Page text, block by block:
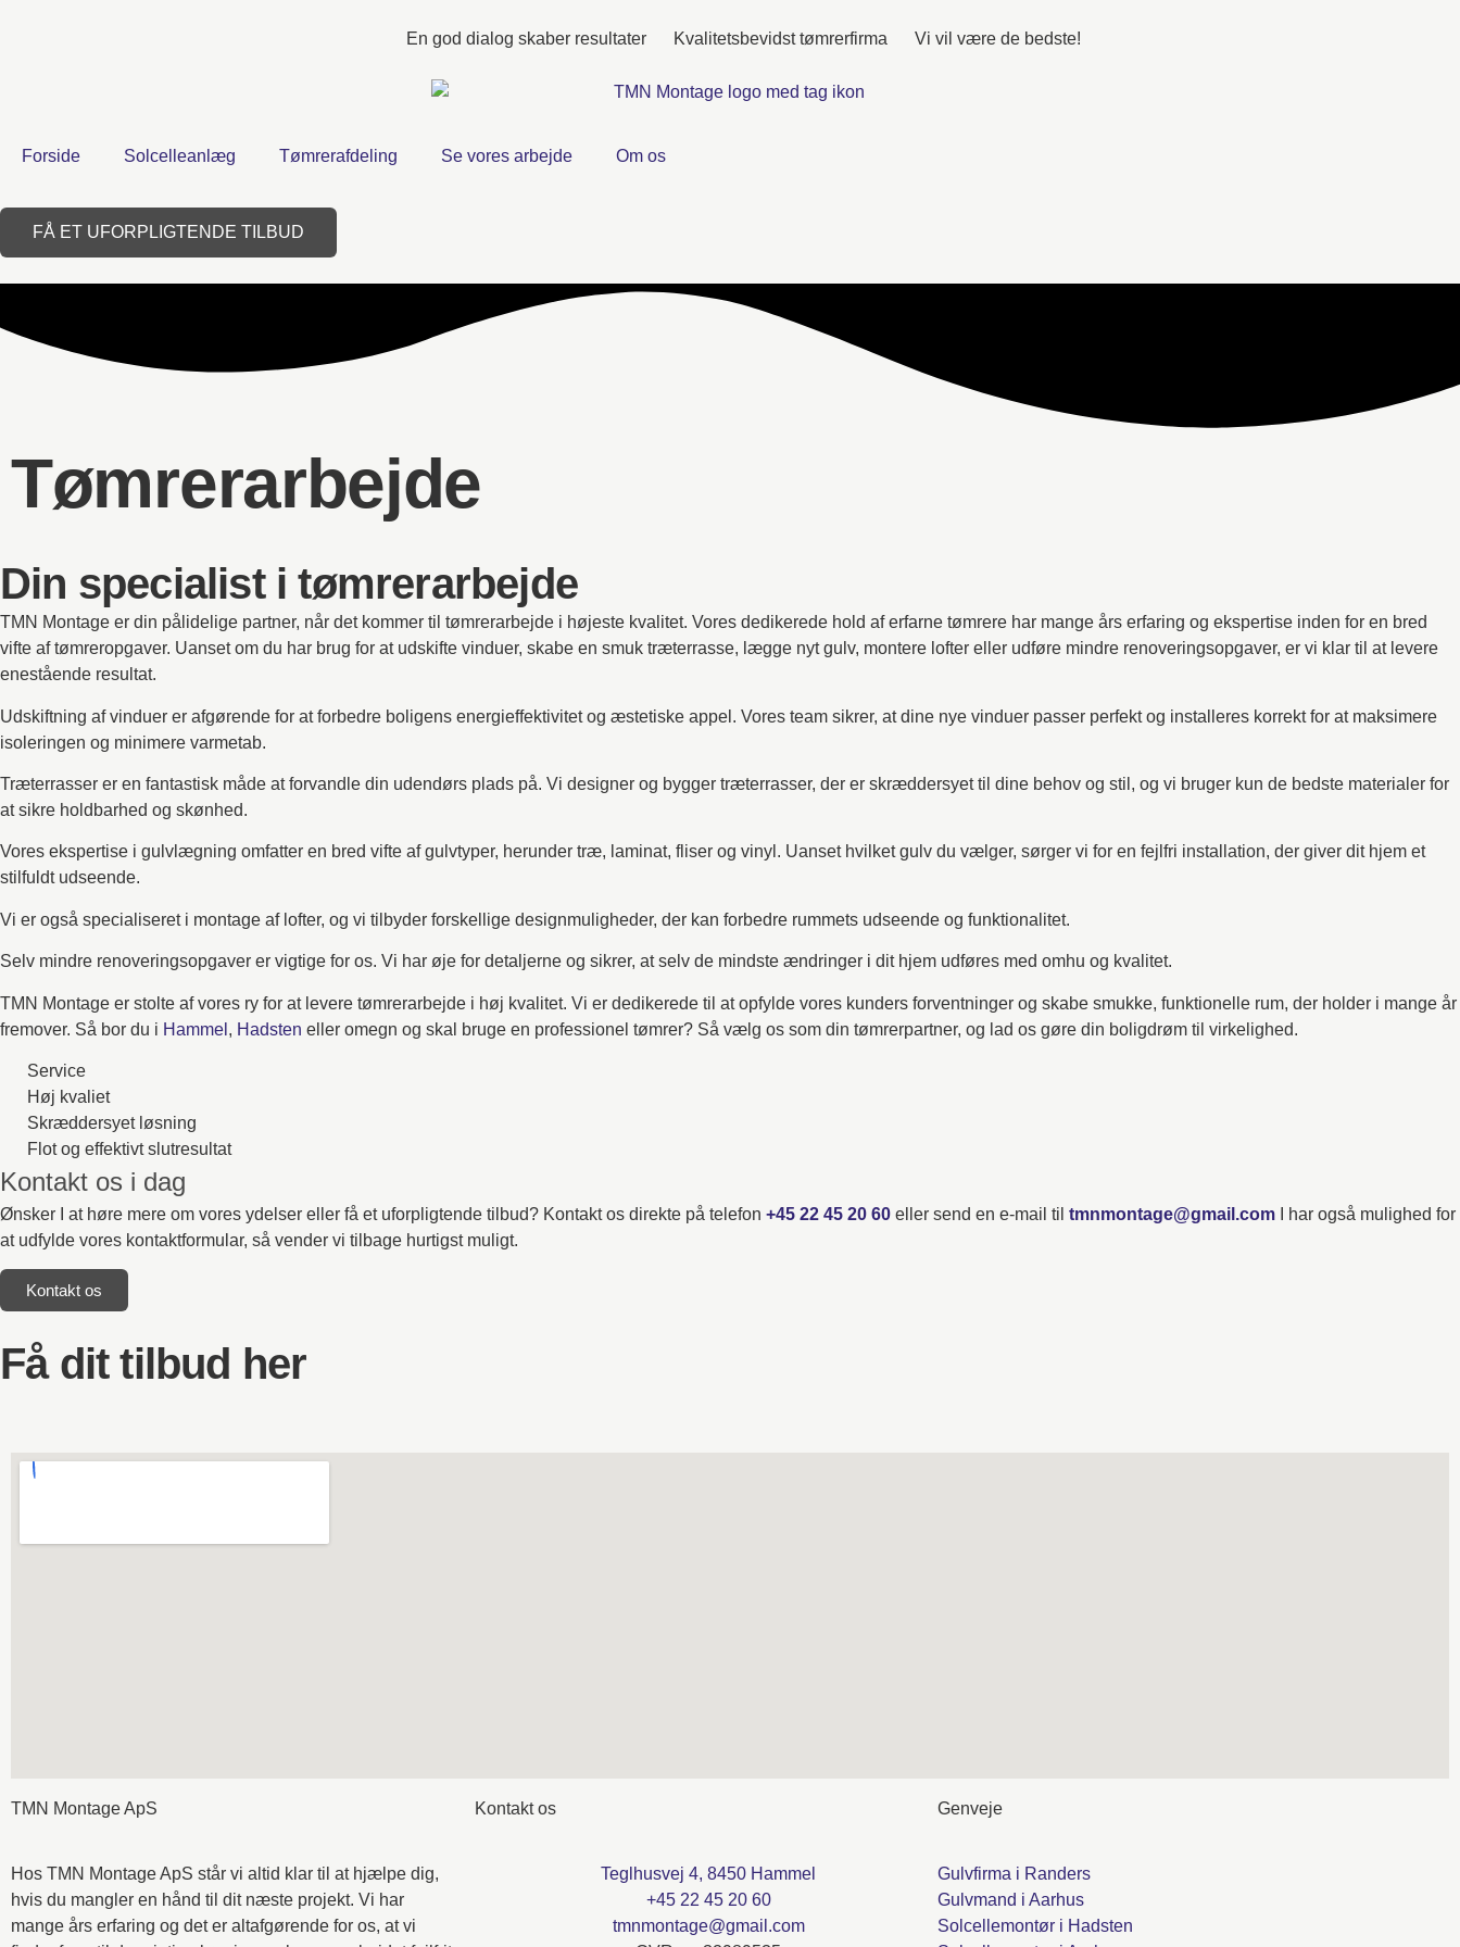
En god dialog skaber resultater Kvalitetsbevidst tømrerfirma Vi vil være de bedste!
Forside Solcelleanlæg Tømrerafdeling Se vores arbejde Om os
FÅ ET UFORPLIGTENDE TILBUD
Tømrerarbejde
Din specialist i tømrerarbejde
TMN Montage er din pålidelige partner, når det kommer til tømrerarbejde i højeste kvalitet. Vores dedikerede hold af erfarne tømrere har mange års erfaring og ekspertise inden for en bred
vifte af tømreropgaver. Uanset om du har brug for at udskifte vinduer, skabe en smuk træterrasse, lægge nyt gulv, montere lofter eller udføre mindre renoveringsopgaver, er vi klar til at levere
enestående resultat.
Udskiftning af vinduer er afgørende for at forbedre boligens energieffektivitet og æstetiske appel. Vores team sikrer, at dine nye vinduer passer perfekt og installeres korrekt for at maksimere
isoleringen og minimere varmetab.
Træterrasser er en fantastisk måde at forvandle din udendørs plads på. Vi designer og bygger træterrasser, der er skræddersyet til dine behov og stil, og vi bruger kun de bedste materialer for
at sikre holdbarhed og skønhed.
Vores ekspertise i gulvlægning omfatter en bred vifte af gulvtyper, herunder træ, laminat, fliser og vinyl. Uanset hvilket gulv du vælger, sørger vi for en fejlfri installation, der giver dit hjem et
stilfuldt udseende.
Vi er også specialiseret i montage af lofter, og vi tilbyder forskellige designmuligheder, der kan forbedre rummets udseende og funktionalitet.
Selv mindre renoveringsopgaver er vigtige for os. Vi har øje for detaljerne og sikrer, at selv de mindste ændringer i dit hjem udføres med omhu og kvalitet.
TMN Montage er stolte af vores ry for at levere tømrerarbejde i høj kvalitet. Vi er dedikerede til at opfylde vores kunders forventninger og skabe smukke, funktionelle rum, der holder i mange år
fremover. Så bor du i Hammel , Hadsten eller omegn og skal bruge en professionel tømrer? Så vælg os som din tømrerpartner, og lad os gøre din boligdrøm til virkelighed.
Service
Høj kvaliet
Skræddersyet løsning
Flot og effektivt slutresultat
Kontakt os i dag
Ønsker I at høre mere om vores ydelser eller få et uforpligtende tilbud? Kontakt os direkte på telefon +45 22 45 20 60 eller send en e-mail til tmnmontage@gmail.com I har også mulighed for
at udfylde vores kontaktformular, så vender vi tilbage hurtigst muligt.
Kontakt os
Få dit tilbud her
TMN Montage ApS
Hos TMN Montage ApS står vi altid klar til at hjælpe dig,
hvis du mangler en hånd til dit næste projekt. Vi har
mange års erfaring og det er altafgørende for os, at vi
Kontakt os
Teglhusvej 4, 8450 Hammel
+45 22 45 20 60
tmnmontage@gmail.com
Genveje
Gulvfirma i Randers
Gulvmand i Aarhus
Solcellemontør i Hadsten